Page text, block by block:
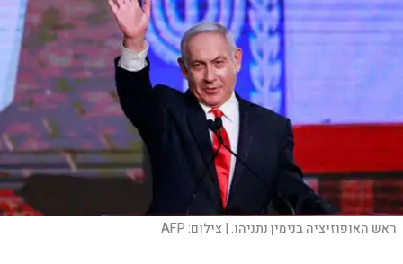
ראש האופוזיציה בנימין נתניהו. | צילום:AFP